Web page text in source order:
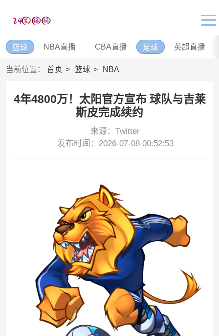
篮球 NBA直播 CBA直播 足球 英超直播
当前位置： 首页 篮球 NBA
4年4800万！太阳官方宣布 球队与吉莱
斯皮完成续约
来源：Twitter
发布时间：2026-07-08 00:52:53